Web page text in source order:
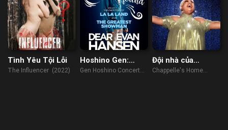
Tình Yêu Tội Lỗi
The Influencer (2022)
Hoshino Gen:
Tuyển Tập Hòa
Gen Hoshino Concert
Đội nhà của
Chappelle –
Chappelle's Home